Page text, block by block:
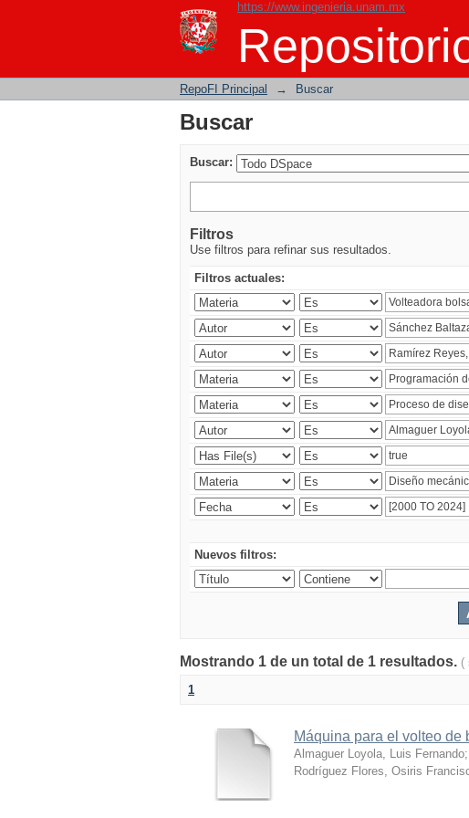
https://www.ingenieria.unam.mx
Buscar
RepoFI Principal → Buscar
Buscar
Buscar:
Filtros
Use filtros para refinar sus resultados.
Filtros actuales:
Nuevos filtros:
Mostrando 1 de un total de 1 resultados. (
1
Máquina para el volteo de
Almaguer Loyola, Luis Fernando;
Rodríguez Flores, Osiris